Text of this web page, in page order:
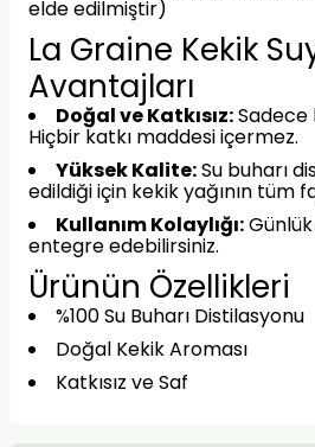
elde edilmiştir)
La Graine Kekik
Avantajları
Doğal ve Katkısız:Sadece
Hiçbir katkı maddesi içermez.
Yüksek Kalite:Su buharı
edildiği için kekik yağının tüm
Kullanım Kolaylığı:
entegre edebilirsiniz.
Ürünün Özellikleri
%100 Su Buharı Distilasyonu
Doğal Kekik Aroması
Katkısız ve Saf